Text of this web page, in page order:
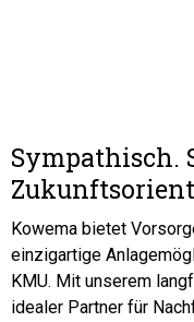
Sympathisch.
Kowema bietet
einzigartige
KMU. Mit unserem
idealer Partner für